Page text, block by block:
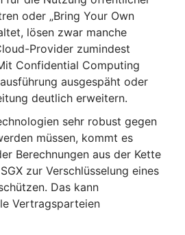
oder „Bring Your Own
lösen zwar manche
Provider zumindest
Confidential Computing
ausgespäht oder
deutlich erweitern.
sehr robust gegen
müssen, kommt es
Berechnungen aus der Kette
zur Verschlüsselung eines
Das kann
Vertragsparteien